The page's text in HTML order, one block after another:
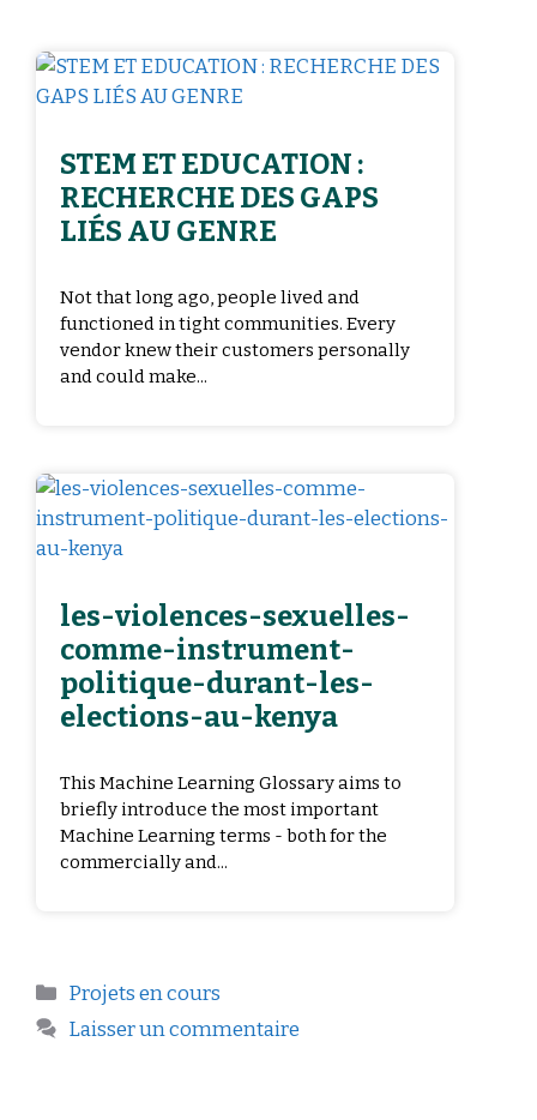
STEM ET EDUCATION :
RECHERCHE DES GAPS
LIÉS AU GENRE
Not that long ago, people lived and
functioned in tight communities. Every
vendor knew their customers personally
and could make...
les-violences-sexuelles-
comme-instrument-
politique-durant-les-
elections-au-kenya
This Machine Learning Glossary aims to
briefly introduce the most important
Machine Learning terms - both for the
commercially and...
Projets en cours
Laisser un commentaire